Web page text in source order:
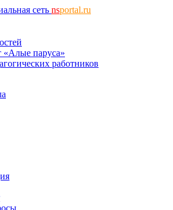
сеть nsportal.ru
«Алые паруса»
работников